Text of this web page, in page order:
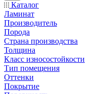
Каталог
Ламинат
Производитель
Порода
Страна производства
Толщина
Класс износостойкости
Тип помещения
Оттенки
Покрытие